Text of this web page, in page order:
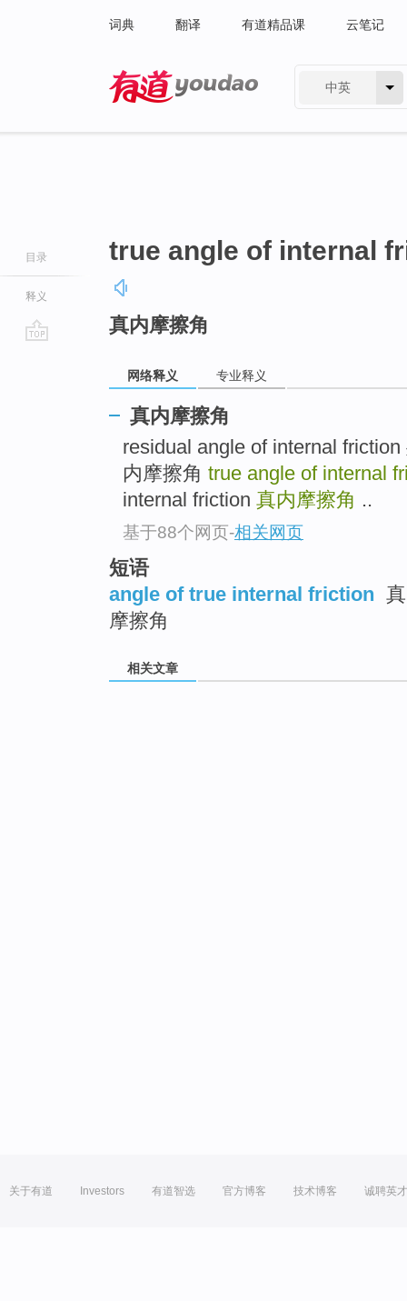
词典 翻译 有道精品课 云笔记
中英
目录
释义
true angle of internal
真内摩擦角
网络释义 专业释义
真内摩擦角
residual angle of internal
内摩擦角 true angle of internal
internal friction 真内摩擦角 ..
基于88个网页-相关网页
短语
angle of true internal friction
摩擦角
相关文章
关于有道 Investors 有道智选 官方博客 技术博客 诚聘英才